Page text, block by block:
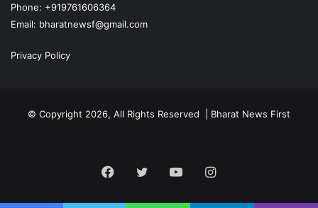
Phone: +919761606364
Email: bharatnewsf@gmail.com
Privacy Policy
© Copyright 2026, All Rights Reserved | Bharat News First
Facebook
Twitter YouTubeInstagram